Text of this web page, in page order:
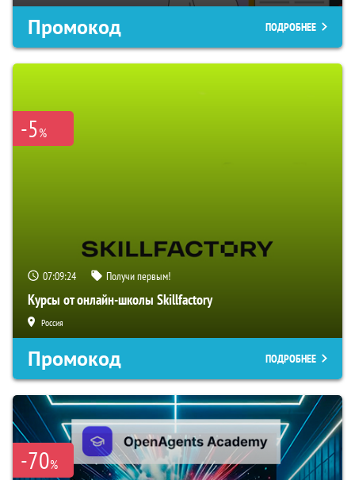
Промокод ПОДРОБНЕЕ
-5%
07:09:23 Получи первым!
Курсы от онлайн-школы Skillfactory
Россия
Промокод ПОДРОБНЕЕ
-70%